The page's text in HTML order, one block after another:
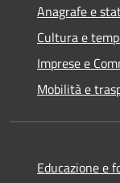
Anagrafe e
Cultura e
Imprese e
Mobilità e
Educazione e